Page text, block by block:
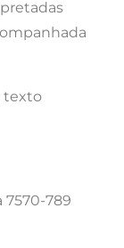
7570-789